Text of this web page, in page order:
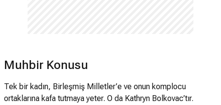
Muhbir Konusu
Tek bir kadın, Birleşmiş Milletler’e ve onun komplocu
ortaklarına kafa tutmaya yeter. O da Kathryn Bolkovac’tır.